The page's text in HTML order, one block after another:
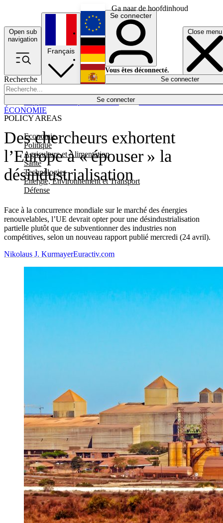
Ga naar de hoofdinhoud
Open sub
navigation
Close menu
Recherche
Se connecter
POLICY AREAS
Economie
Politique
Agriculture et Alimentation
Santé
Technologies
Energie, Environnement et Transport
Défense
Économie
Français
English
Deutsch
Español
Se connecter
Vous êtes déconnecté.
Se connecter
Des chercheurs exhortent
l’Europe à « épouser » la
désindustrialisation
Face à la concurrence mondiale sur le marché des énergies
renouvelables, l’UE devrait opter pour une désindustrialisation
partielle plutôt que de subventionner des industries non
compétitives, selon un nouveau rapport publié mercredi (24 avril).
ÉCONOMIE
Nikolaus J. KurmayerEuractiv.com